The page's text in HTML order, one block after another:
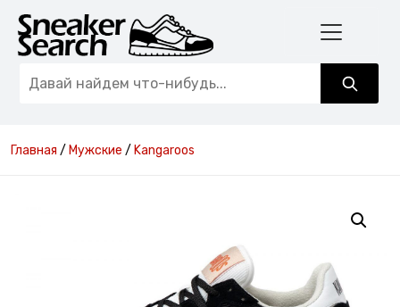
Главная / Мужские / Kangaroos